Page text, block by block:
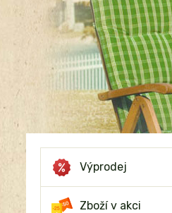
Výprodej
Zboží v akci